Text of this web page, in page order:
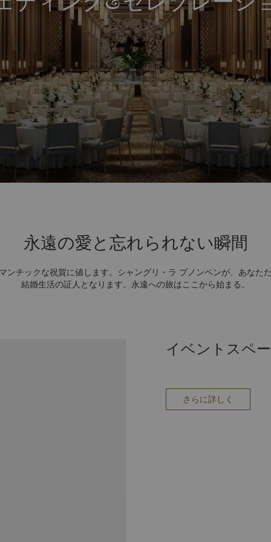
永遠の愛と忘れられない瞬間
ンチックな祝賀に値します。シャングリ・ラ プノンペンが、あなた
結婚生活の証人となります。永遠への旅はここから始まる。
イベントスペ
さらに詳しく